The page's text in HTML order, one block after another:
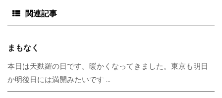
関連記事
まもなく
本日は天麩羅の日です。暖かくなってきました。東京も明日
か明後日には満開みたいです ...